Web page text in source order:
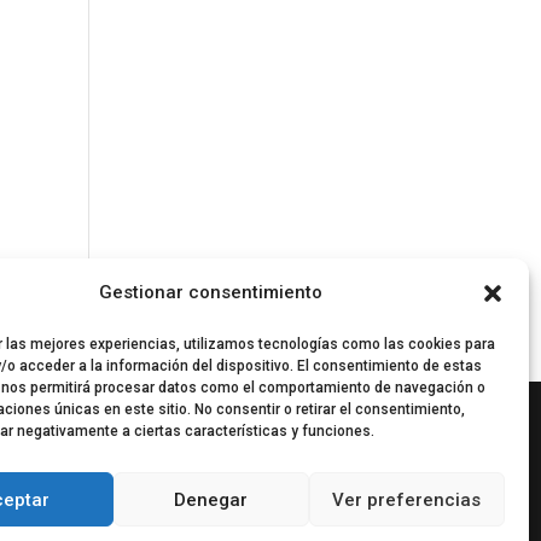
Gestionar consentimiento
las mejores experiencias, utilizamos tecnologías como las cookies para
o acceder a la información del dispositivo. El consentimiento de estas
permitirá procesar datos como el comportamiento de navegación o
únicas en este sitio. No consentir o retirar el consentimiento,
negativamente a ciertas características y funciones.
Denegar Ver preferencias